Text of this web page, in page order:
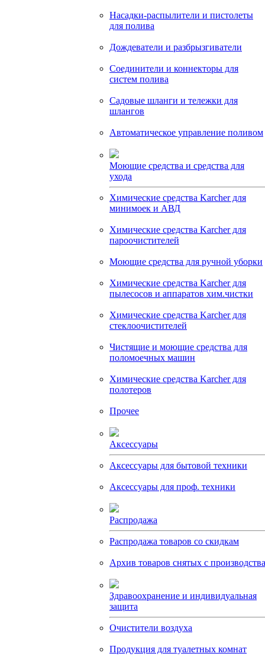
Насадки-распылители и пистолеты
для полива
Дождеватели и разбрызгиватели
Соединители и коннекторы для
систем полива
Садовые шланги и тележки для
шлангов
Автоматическое управление поливом
Моющие средства и средства для
ухода
Химические средства Karcher для
минимоек и АВД
Химические средства Karcher для
пароочистителей
Моющие средства для ручной уборки
Химические средства Karcher для
пылесосов и аппаратов хим.чистки
Химические средства Karcher для
стеклоочистителей
Чистящие и моющие средства для
поломоечных машин
Химические средства Karcher для
полотеров
Прочее
Аксессуары
Аксессуары для бытовой техники
Аксессуары для проф. техники
Распродажа
Распродажа товаров со скидкам
Архив товаров снятых с производства
Здравоохранение и индивидуальная
защита
Очистители воздуха
Продукция для туалетных комнат